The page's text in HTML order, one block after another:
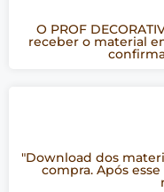
O PROF
receber o material
"Download dos
compra. Após